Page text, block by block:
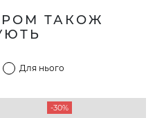
ТАКОЖ
Для нього
-30%